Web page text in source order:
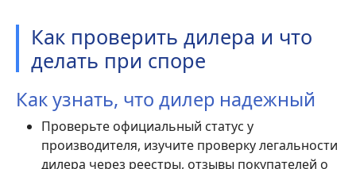
Как проверить дилера и что
делать при споре
Как узнать, что дилер надежный
Проверьте официальный статус у
производителя, изучите проверку легальности
дилера через реестры, отзывы покупателей о